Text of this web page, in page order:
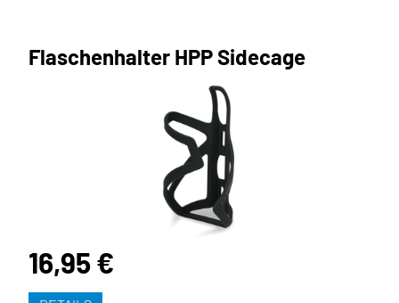
Flaschenhalter HPP Sidecage
16,95 €